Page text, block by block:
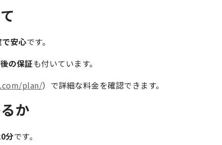
安心です。
の保証も付いています。
plan/）で詳細な料金を確認できます。
か
分です。